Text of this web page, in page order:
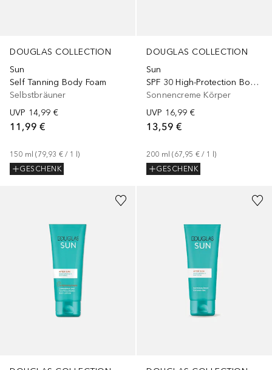
DOUGLAS COLLECTION
Sun
Self Tanning Body Foam
Selbstbräuner
UVP 14,99 €
11,99 €
150 ml (79,93 € / 1 l)
GESCHENK
DOUGLAS COLLECTION
Sun
SPF 30 High-Protection Body Lotion
Sonnencreme Körper
UVP 16,99 €
13,59 €
200 ml (67,95 € / 1 l)
GESCHENK